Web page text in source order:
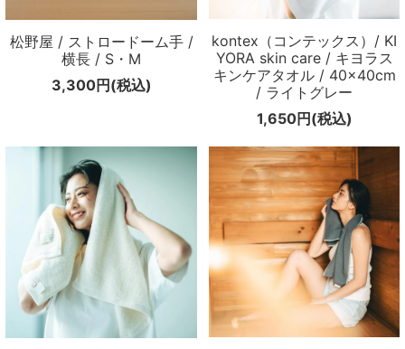
松野屋 / ストロードーム手 /
横長 / S・M
3,300円(税込)
kontex（コンテックス）/ KI
YORA skin care / キヨラス
キンケアタオル / 40×40cm
/ ライトグレー
1,650円(税込)